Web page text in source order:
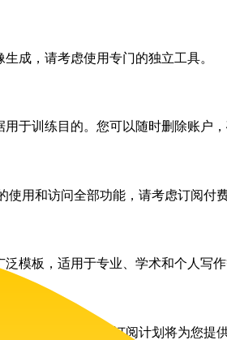
成，请考虑使用专门的独立工具。
于训练目的。您可以随时删除账户
用和访问全部功能，请考虑订阅付费
模板，适用于专业、学术和个人写作
内容创作，升级到订阅计划将为您提